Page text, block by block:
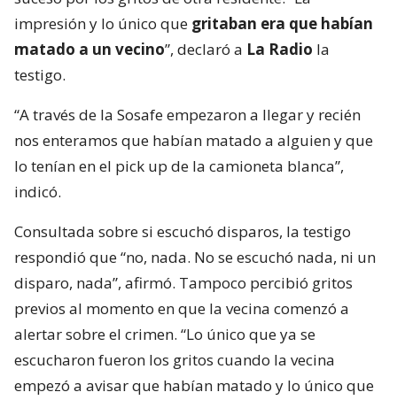
impresión y lo único que gritaban era que habían
matado a un vecino”, declaró a La Radio la
testigo.
“A través de la Sosafe empezaron a llegar y recién
nos enteramos que habían matado a alguien y que
lo tenían en el pick up de la camioneta blanca”,
indicó.
Consultada sobre si escuchó disparos, la testigo
respondió que “no, nada. No se escuchó nada, ni un
disparo, nada”, afirmó. Tampoco percibió gritos
previos al momento en que la vecina comenzó a
alertar sobre el crimen. “Lo único que ya se
escucharon fueron los gritos cuando la vecina
empezó a avisar que habían matado y lo único que